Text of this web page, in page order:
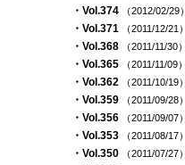
・Vol.374 （2012/02/29）
・Vol.371 （2011/12/21）
・Vol.368 （2011/11/30）
・Vol.365 （2011/11/09）
・Vol.362 （2011/10/19）
・Vol.359 （2011/09/28）
・Vol.356 （2011/09/07）
・Vol.353 （2011/08/17）
・Vol.350 （2011/07/27）